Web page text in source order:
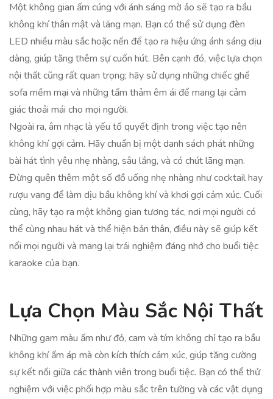
Một không gian ấm cúng với ánh sáng mờ ảo sẽ tạo ra bầu
không khí thân mật và lãng mạn. Bạn có thể sử dụng đèn
LED nhiều màu sắc hoặc nến để tạo ra hiệu ứng ánh sáng dịu
dàng, giúp tăng thêm sự cuốn hút. Bên cạnh đó, việc lựa chọn
nội thất cũng rất quan trọng; hãy sử dụng những chiếc ghế
sofa mềm mại và những tấm thảm êm ái để mang lại cảm
giác thoải mái cho mọi người.
Ngoài ra, âm nhạc là yếu tố quyết định trong việc tạo nên
không khí gợi cảm. Hãy chuẩn bị một danh sách phát những
bài hát tình yêu nhẹ nhàng, sâu lắng, và có chút lãng mạn.
Đừng quên thêm một số đồ uống nhẹ nhàng như cocktail hay
rượu vang để làm dịu bầu không khí và khơi gợi cảm xúc. Cuối
cùng, hãy tạo ra một không gian tương tác, nơi mọi người có
thể cùng nhau hát và thể hiện bản thân, điều này sẽ giúp kết
nối mọi người và mang lại trải nghiệm đáng nhớ cho buổi tiệc
karaoke của bạn.
Lựa Chọn Màu Sắc Nội Thất
Những gam màu ấm như đỏ, cam và tím không chỉ tạo ra bầu
không khí ấm áp mà còn kích thích cảm xúc, giúp tăng cường
sự kết nối giữa các thành viên trong buổi tiệc. Bạn có thể thử
nghiệm với việc phối hợp màu sắc trên tường và các vật dụng